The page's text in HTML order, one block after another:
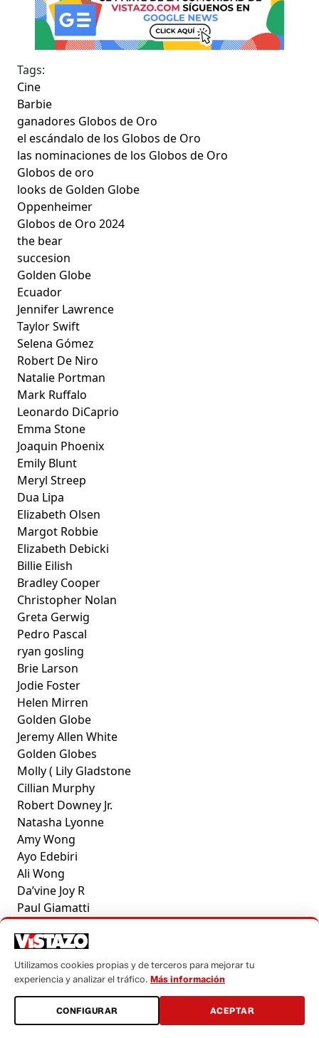
Tags:
Cine
Barbie
ganadores Globos de Oro
el escándalo de los Globos de Oro
las nominaciones de los Globos de Oro
Globos de oro
looks de Golden Globe
Oppenheimer
Globos de Oro 2024
the bear
succesion
Golden Globe
Ecuador
Jennifer Lawrence
Taylor Swift
Selena Gómez
Robert De Niro
Natalie Portman
Mark Ruffalo
Leonardo DiCaprio
Emma Stone
Joaquin Phoenix
Emily Blunt
Meryl Streep
Dua Lipa
Elizabeth Olsen
Margot Robbie
Elizabeth Debicki
Billie Eilish
Bradley Cooper
Christopher Nolan
Greta Gerwig
Pedro Pascal
ryan gosling
Brie Larson
Jodie Foster
Helen Mirren
Golden Globe
Jeremy Allen White
Golden Globes
Molly ( Lily Gladstone
Cillian Murphy
Robert Downey Jr.
Natasha Lyonne
Amy Wong
Ayo Edebiri
Ali Wong
Da’vine Joy R
Paul Giamatti
Utilizamos cookies propias y de terceros para mejorar tu
experiencia y analizar el tráfico. Más información
CONFIGURAR ACEPTAR